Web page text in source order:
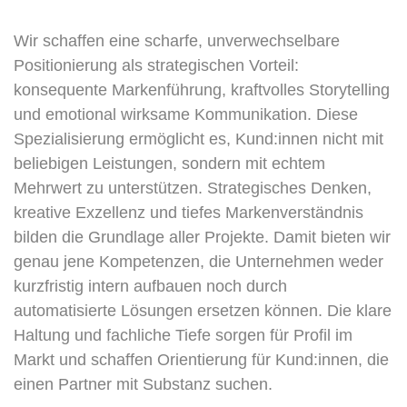
Wir schaffen eine scharfe, unverwechselbare
Positionierung als strategischen Vorteil:
konsequente Markenführung, kraftvolles Storytelling
und emotional wirksame Kommunikation. Diese
Spezialisierung ermöglicht es, Kund:innen nicht mit
beliebigen Leistungen, sondern mit echtem
Mehrwert zu unterstützen. Strategisches Denken,
kreative Exzellenz und tiefes Markenverständnis
bilden die Grundlage aller Projekte. Damit bieten wir
genau jene Kompetenzen, die Unternehmen weder
kurzfristig intern aufbauen noch durch
automatisierte Lösungen ersetzen können. Die klare
Haltung und fachliche Tiefe sorgen für Profil im
Markt und schaffen Orientierung für Kund:innen, die
einen Partner mit Substanz suchen.